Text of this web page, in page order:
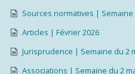
Sources normatives | Semaine
Articles | Février 2026
Jurisprudence | Semaine du 2
Associations | Semaine du 2